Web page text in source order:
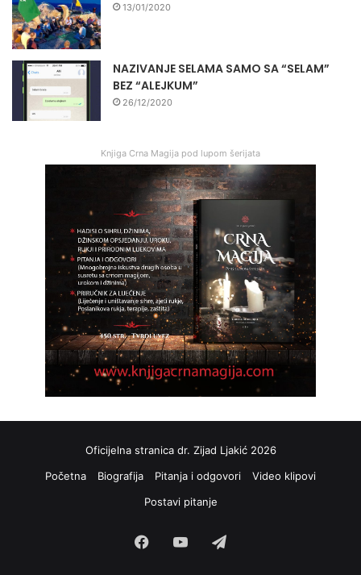
13/01/2020
NAZIVANJE SELAMA SAMO SA “SELAM”
BEZ “ALEJKUM”
26/12/2020
Knjiga Crna Magija pod lupom šerijata
Oficijelna stranica dr. Zijad Ljakić 2026
Početna
Biografija Pitanja i odgovori
Video klipovi
Postavi pitanje
FacebookYouTube